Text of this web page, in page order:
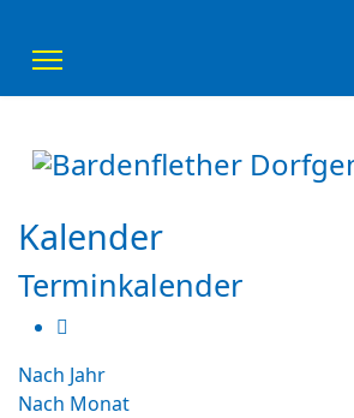
Kalender
Terminkalender
Nach Jahr
Nach Monat